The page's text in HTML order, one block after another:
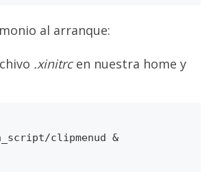
al arranque:
.xinitrcen nuestra home y
clipmenud &